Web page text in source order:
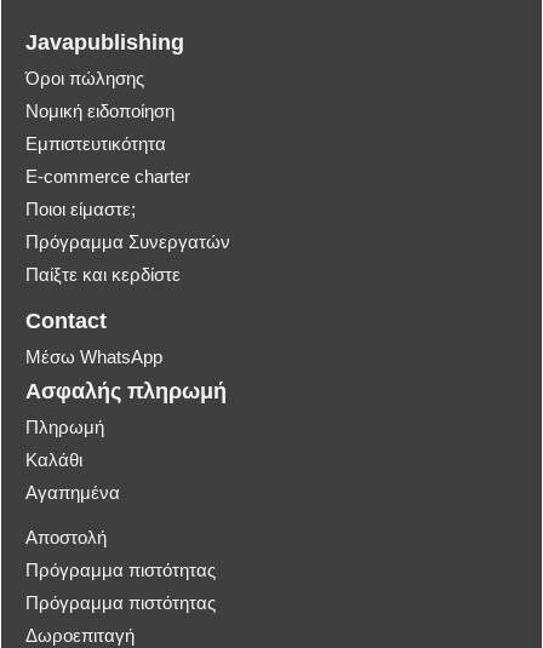
Javapublishing
Όροι πώλησης
Νομική ειδοποίηση
Εμπιστευτικότητα
E-commerce charter
Ποιοι είμαστε;
Πρόγραμμα Συνεργατών
Παίξτε και κερδίστε
Contact
Μέσω WhatsApp
Ασφαλής πληρωμή
Πληρωμή
Καλάθι
Αγαπημένα
Αποστολή
Πρόγραμμα πιστότητας
Πρόγραμμα πιστότητας
Δωροεπιταγή